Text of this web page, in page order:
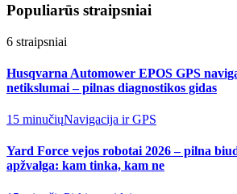
Populiarūs straipsniai
6 straipsniai
Husqvarna Automower EPOS GPS
netikslumai – pilnas diagnostikos gidas
15 minučiųNavigacija ir GPS
Yard Force vejos robotai 2026 – pilna
apžvalga: kam tinka, kam ne